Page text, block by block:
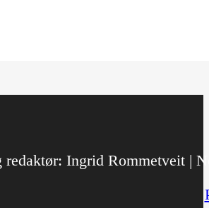
redaktør: Ingrid Rommetveit |